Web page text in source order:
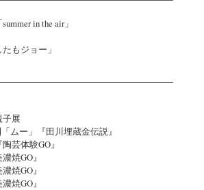
in the air」
もジョー」
子展
ムー」『田川埋蔵金伝説』
芸体験GO』
焼GO』
焼GO』
焼GO』